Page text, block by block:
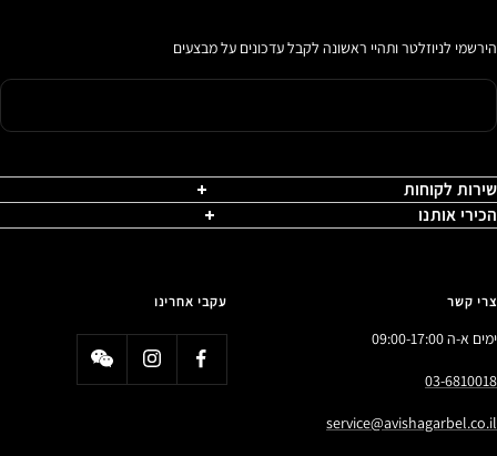
הירשמי לניוזלטר ותהיי ראשונה לקבל עדכונים על מבצעים
שירות לקוחות
הכירי אותנו
צרי קשר
ימים א-ה 09:00-17:00
03-6810018
service@avishagarbel.co.il
עקבי אחרינו